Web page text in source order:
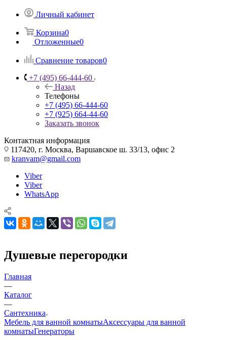
Личный кабинет
Корзина0
Отложенные0
Сравнение товаров0
+7 (495) 66-444-60
Назад
Телефоны
+7 (495) 66-444-60
+7 (925) 664-44-60
Заказать звонок
Контактная информация
117420, г. Москва, Варшавское ш. 33/13, офис 2
kranvam@gmail.com
Viber
Viber
WhatsApp
Душевые перегородки
Главная
—
Каталог
—
Сантехника
Мебель для ванной комнатыАксессуары для ванной
комнатыГенераторы